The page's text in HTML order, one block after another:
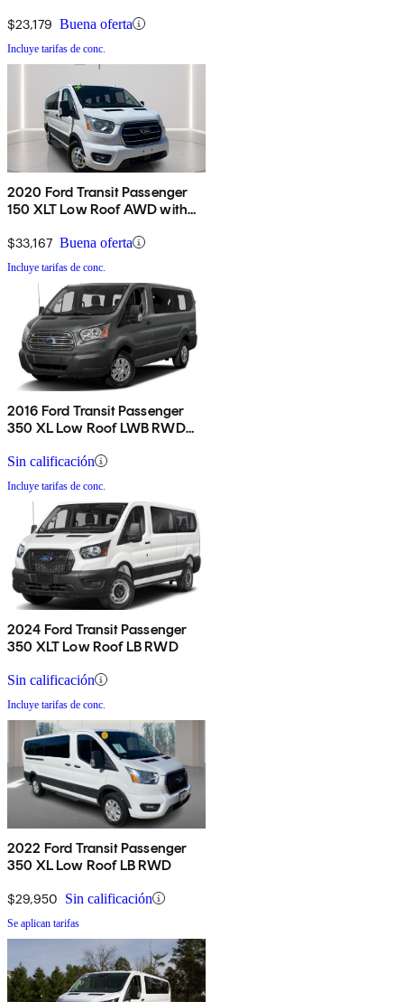
$23,179 Buena oferta
Incluye tarifas de conc.
2020 Ford Transit Passenger
150 XLT Low Roof AWD with
$33,167 Buena oferta
Incluye tarifas de conc.
2016 Ford Transit Passenger
350 XL Low Roof LWB RWD
Door
Sin calificación
Incluye tarifas de conc.
2024 Ford Transit Passenger
350 XLT Low Roof LB RWD
Sin calificación
Incluye tarifas de conc.
2022 Ford Transit Passenger
350 XL Low Roof LB RWD
$29,950 Sin calificación
Se aplican tarifas